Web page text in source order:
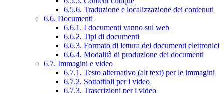
6.5.6. Traduzione e localizzazione dei contenuti
6.6. Documenti
6.6.1. I documenti vanno sul web
6.6.2. Tipi di documenti
6.6.3. Formato di lettura dei documenti elettronici
6.6.4. Modalità di produzione dei documenti
6.7. Immagini e video
6.7.1. Testo alternativo (alt text) per le immagini
6.7.2. Sottotitoli per i video
6.7.3. Trascrizioni per i video